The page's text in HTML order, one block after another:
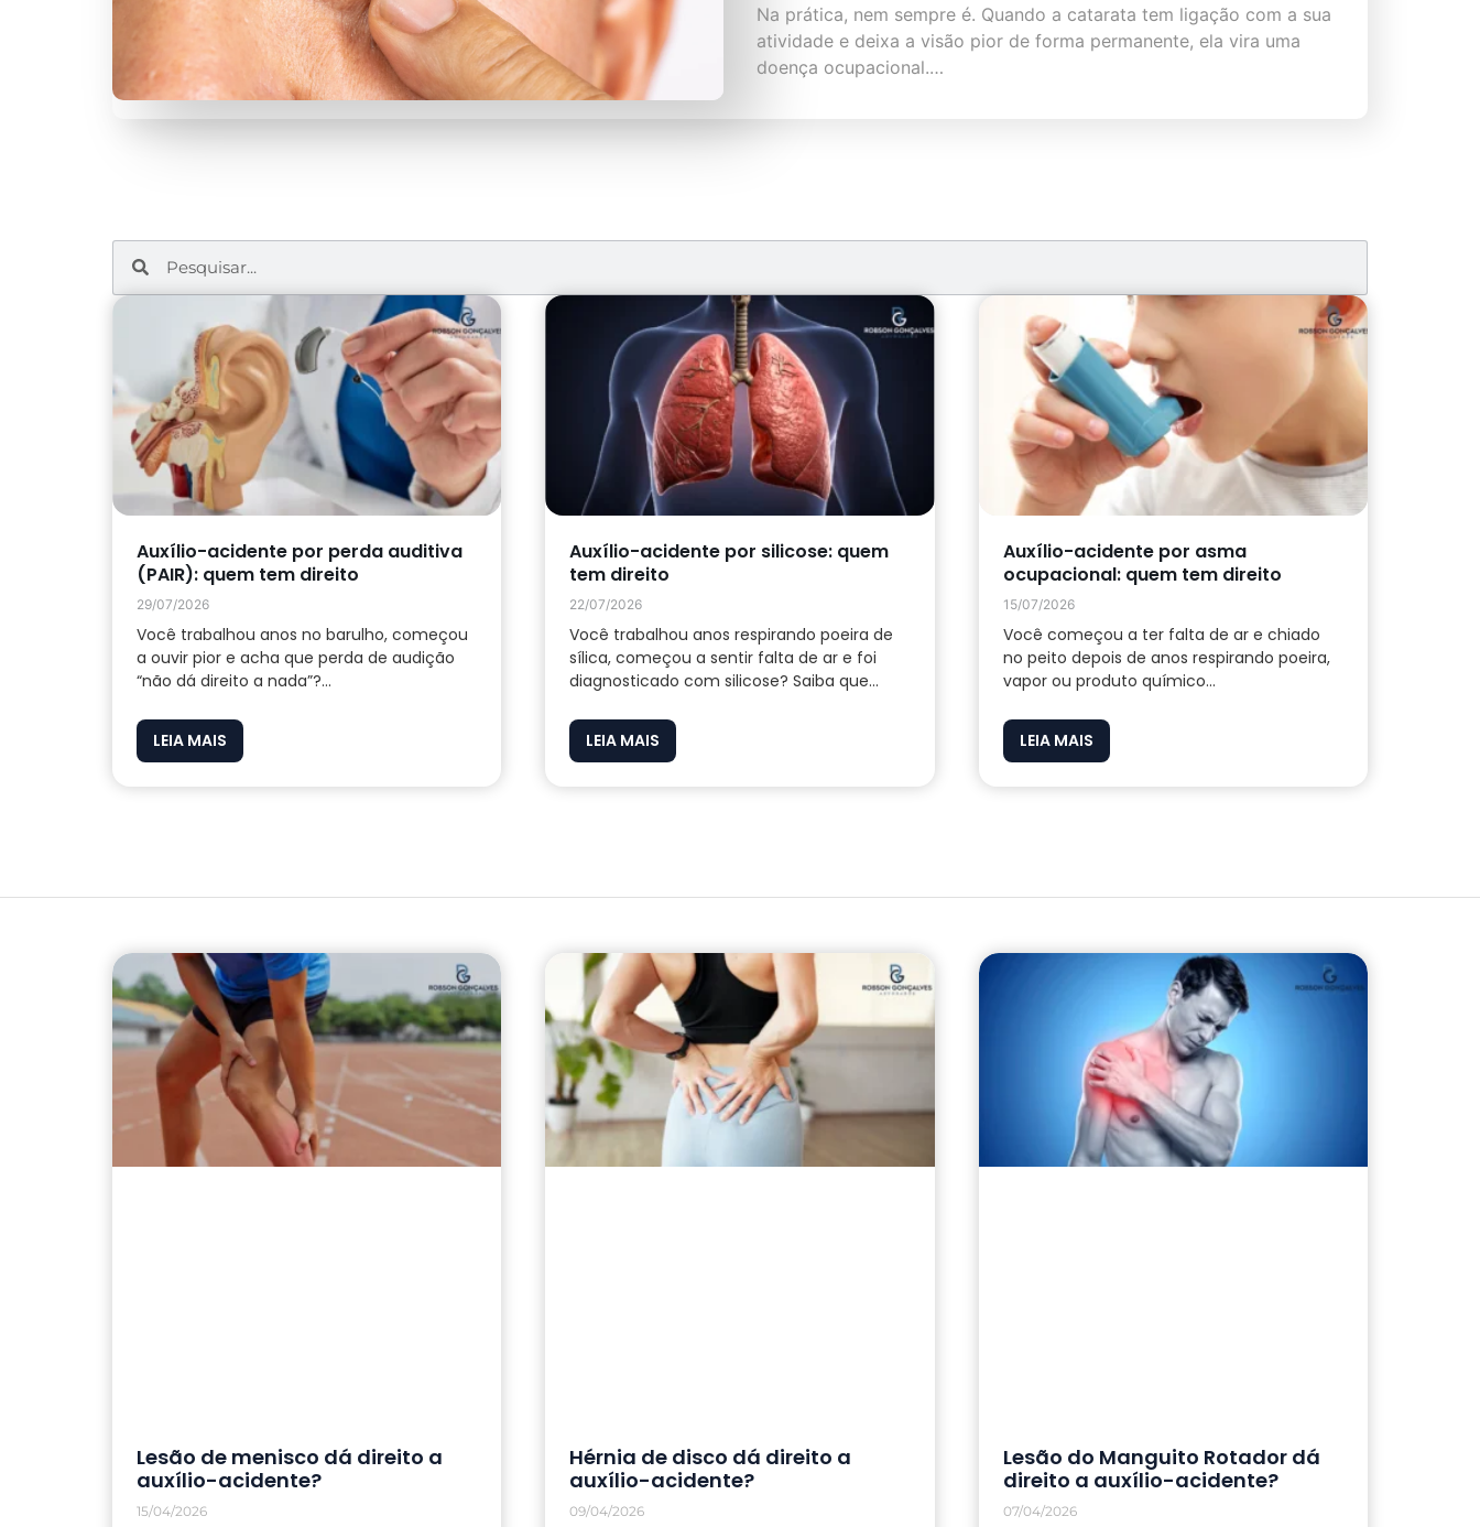
Na prática, nem sempre é. Quando a catarata tem ligação com a sua
atividade e deixa a visão pior de forma permanente, ela vira uma
doença ocupacional.…
Auxílio-acidente por perda auditiva
(PAIR): quem tem direito
29/07/2026
Você trabalhou anos no barulho, começou
a ouvir pior e acha que perda de audição
“não dá direito a nada”?...
LEIA MAIS
Auxílio-acidente por silicose: quem
tem direito
22/07/2026
Você trabalhou anos respirando poeira de
sílica, começou a sentir falta de ar e foi
diagnosticado com silicose? Saiba que...
LEIA MAIS
Auxílio-acidente por asma
ocupacional: quem tem direito
15/07/2026
Você começou a ter falta de ar e chiado
no peito depois de anos respirando poeira,
vapor ou produto químico...
LEIA MAIS
Lesão de menisco dá direito a
auxílio-acidente?
15/04/2026
Hérnia de disco dá direito a
auxílio-acidente?
09/04/2026
Lesão do Manguito Rotador dá
direito a auxílio-acidente?
07/04/2026